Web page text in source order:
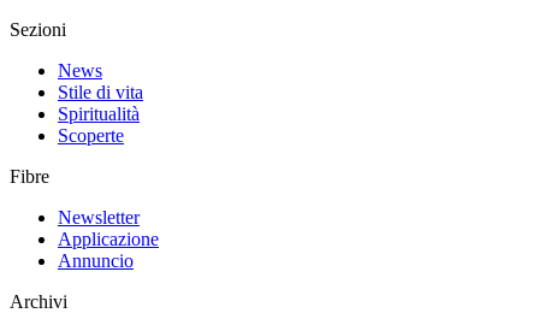
Sezioni
News
Stile di vita
Spiritualità
Scoperte
Fibre
Newsletter
Applicazione
Annuncio
Archivi